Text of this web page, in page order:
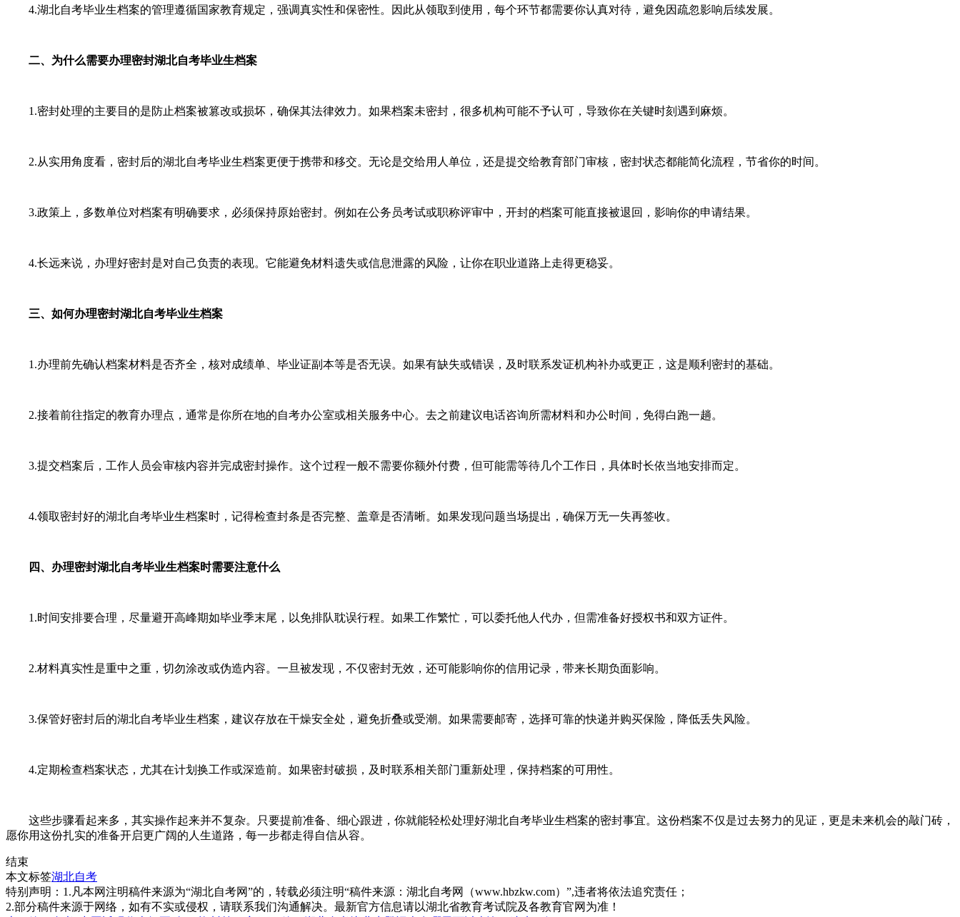
4.湖北自考毕业生档案的管理遵循国家教育规定，强调真实性和保密性。因此从领取到使用，每个环节都需要你认真对待，避免因疏忽影响后续发展。
二、为什么需要办理密封湖北自考毕业生档案
1.密封处理的主要目的是防止档案被篡改或损坏，确保其法律效力。如果档案未密封，很多机构可能不予认可，导致你在关键时刻遇到麻烦。
2.从实用角度看，密封后的湖北自考毕业生档案更便于携带和移交。无论是交给用人单位，还是提交给教育部门审核，密封状态都能简化流程，节省你的时间。
3.政策上，多数单位对档案有明确要求，必须保持原始密封。例如在公务员考试或职称评审中，开封的档案可能直接被退回，影响你的申请结果。
4.长远来说，办理好密封是对自己负责的表现。它能避免材料遗失或信息泄露的风险，让你在职业道路上走得更稳妥。
三、如何办理密封湖北自考毕业生档案
1.办理前先确认档案材料是否齐全，核对成绩单、毕业证副本等是否无误。如果有缺失或错误，及时联系发证机构补办或更正，这是顺利密封的基础。
2.接着前往指定的教育办理点，通常是你所在地的自考办公室或相关服务中心。去之前建议电话咨询所需材料和办公时间，免得白跑一趟。
3.提交档案后，工作人员会审核内容并完成密封操作。这个过程一般不需要你额外付费，但可能需等待几个工作日，具体时长依当地安排而定。
4.领取密封好的湖北自考毕业生档案时，记得检查封条是否完整、盖章是否清晰。如果发现问题当场提出，确保万无一失再签收。
四、办理密封湖北自考毕业生档案时需要注意什么
1.时间安排要合理，尽量避开高峰期如毕业季末尾，以免排队耽误行程。如果工作繁忙，可以委托他人代办，但需准备好授权书和双方证件。
2.材料真实性是重中之重，切勿涂改或伪造内容。一旦被发现，不仅密封无效，还可能影响你的信用记录，带来长期负面影响。
3.保管好密封后的湖北自考毕业生档案，建议存放在干燥安全处，避免折叠或受潮。如果需要邮寄，选择可靠的快递并购买保险，降低丢失风险。
4.定期检查档案状态，尤其在计划换工作或深造前。如果密封破损，及时联系相关部门重新处理，保持档案的可用性。
这些步骤看起来多，其实操作起来并不复杂。只要提前准备、细心跟进，你就能轻松处理好湖北自考毕业生档案的密封事宜。这份档案不仅是过去努力的见证，更是未来机会的敲门砖，
愿你用这份扎实的准备开启更广阔的人生道路，每一步都走得自信从容。
结束
本文标签湖北自考
特别声明：1.凡本网注明稿件来源为“湖北自考网”的，转载必须注明“稿件来源：湖北自考网（www.hbzkw.com）”,违者将依法追究责任；
2.部分稿件来源于网络，如有不实或侵权，请联系我们沟通解决。最新官方信息请以湖北省教育考试院及各教育官网为准！